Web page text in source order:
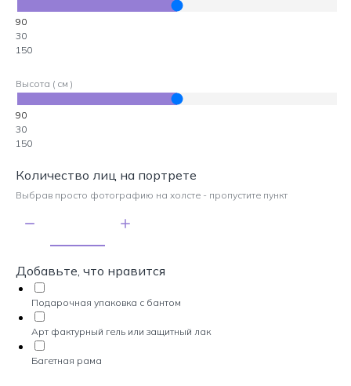
90
30
150
Высота ( см )
90
30
150
Количество лиц на портрете
Выбрав просто фотографию на холсте - пропустите пункт
Добавьте, что нравится
Подарочная упаковка с бантом
Арт фактурный гель или защитный лак
Багетная рама